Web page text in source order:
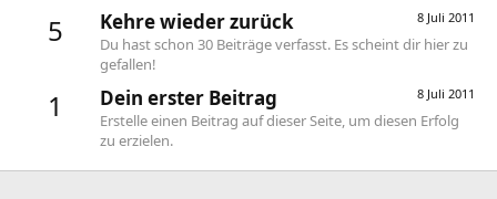
5 8 Juli 2011
Kehre wieder zurück
Du hast schon 30 Beiträge verfasst. Es scheint dir hier zu
gefallen!
1 8 Juli 2011
Dein erster Beitrag
Erstelle einen Beitrag auf dieser Seite, um diesen Erfolg
zu erzielen.